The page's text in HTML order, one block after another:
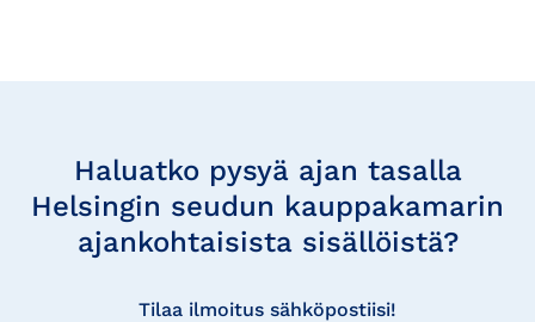
Haluatko pysyä ajan tasalla
Helsingin seudun kauppakamarin
ajankohtaisista sisällöistä?
Tilaa ilmoitus sähköpostiisi!